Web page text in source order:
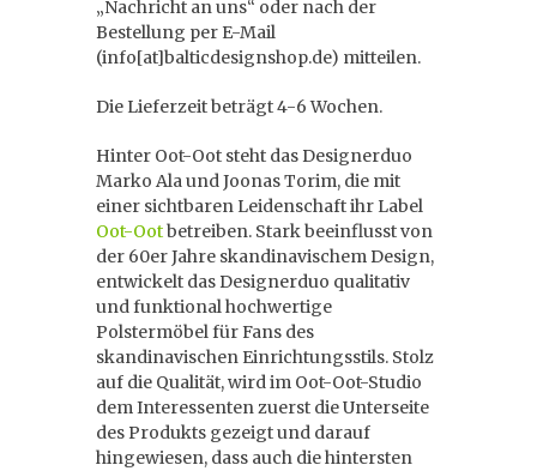
„Nachricht an uns“ oder nach der
Bestellung per E-Mail
(info[at]balticdesignshop.de) mitteilen.
Die Lieferzeit beträgt 4-6 Wochen.
Hinter Oot-Oot steht das Designerduo
Marko Ala und Joonas Torim, die mit
einer sichtbaren Leidenschaft ihr Label
Oot-Ootbetreiben. Stark beeinflusst von
der 60er Jahre skandinavischem Design,
entwickelt das Designerduo qualitativ
und funktional hochwertige
Polstermöbel für Fans des
skandinavischen Einrichtungsstils. Stolz
auf die Qualität, wird im Oot-Oot-Studio
dem Interessenten zuerst die Unterseite
des Produkts gezeigt und darauf
hingewiesen, dass auch die hintersten